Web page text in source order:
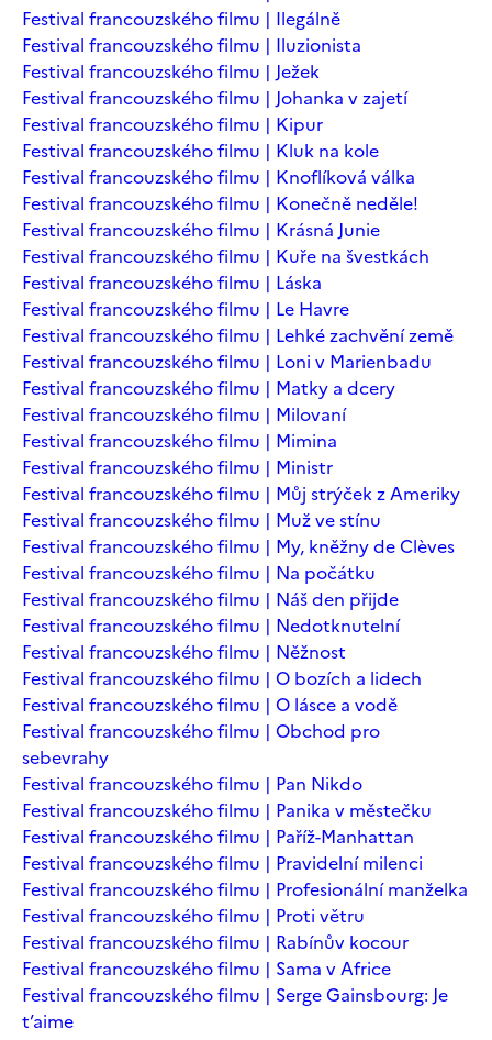
Festival francouzského filmu | Ilegálně
Festival francouzského filmu | Iluzionista
Festival francouzského filmu | Ježek
Festival francouzského filmu | Johanka v zajetí
Festival francouzského filmu | Kipur
Festival francouzského filmu | Kluk na kole
Festival francouzského filmu | Knoflíková válka
Festival francouzského filmu | Konečně neděle!
Festival francouzského filmu | Krásná Junie
Festival francouzského filmu | Kuře na švestkách
Festival francouzského filmu | Láska
Festival francouzského filmu | Le Havre
Festival francouzského filmu | Lehké zachvění země
Festival francouzského filmu | Loni v Marienbadu
Festival francouzského filmu | Matky a dcery
Festival francouzského filmu | Milovaní
Festival francouzského filmu | Mimina
Festival francouzského filmu | Ministr
Festival francouzského filmu | Můj strýček z Ameriky
Festival francouzského filmu | Muž ve stínu
Festival francouzského filmu | My, kněžny de Clèves
Festival francouzského filmu | Na počátku
Festival francouzského filmu | Náš den přijde
Festival francouzského filmu | Nedotknutelní
Festival francouzského filmu | Něžnost
Festival francouzského filmu | O bozích a lidech
Festival francouzského filmu | O lásce a vodě
Festival francouzského filmu | Obchod pro
sebevrahy
Festival francouzského filmu | Pan Nikdo
Festival francouzského filmu | Panika v městečku
Festival francouzského filmu | Paříž-Manhattan
Festival francouzského filmu | Pravidelní milenci
Festival francouzského filmu | Profesionální manželka
Festival francouzského filmu | Proti větru
Festival francouzského filmu | Rabínův kocour
Festival francouzského filmu | Sama v Africe
Festival francouzského filmu | Serge Gainsbourg: Je
t’aime